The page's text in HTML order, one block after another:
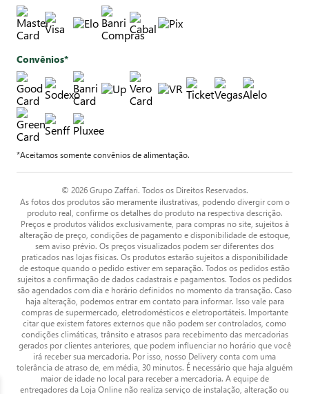
Convênios*
*Aceitamos somente convênios de alimentação.
© 2026 Grupo Zaffari. Todos os Direitos Reservados.
As fotos dos produtos são meramente ilustrativas, podendo divergir com o
produto real, confirme os detalhes do produto na respectiva descrição.
Preços e produtos válidos exclusivamente, para compras no site, sujeitos à
alteração de preço, condições de pagamento e disponibilidade de estoque,
sem aviso prévio. Os preços visualizados podem ser diferentes dos
praticados nas lojas físicas. Os produtos estarão sujeitos a disponibilidade
de estoque quando o pedido estiver em separação. Todos os pedidos estão
sujeitos a confirmação de dados cadastrais e pagamentos. Todos os pedidos
são agendados com dia e horário definidos no momento da transação. Caso
haja alteração, podemos entrar em contato para informar. Isso vale para
compras de supermercado, eletrodomésticos e eletroportáteis. Importante
citar que existem fatores externos que não podem ser controlados, como
condições climáticas, trânsito e atrasos para recebimento das mercadorias
gerados por clientes anteriores, que podem influenciar no horário que você
irá receber sua mercadoria. Por isso, nosso Delivery conta com uma
tolerância de atraso de, em média, 30 minutos. É necessário que haja alguém
maior de idade no local para receber a mercadoria. A equipe de
entregadores da Loja Online não realiza serviço de instalação, alteração ou